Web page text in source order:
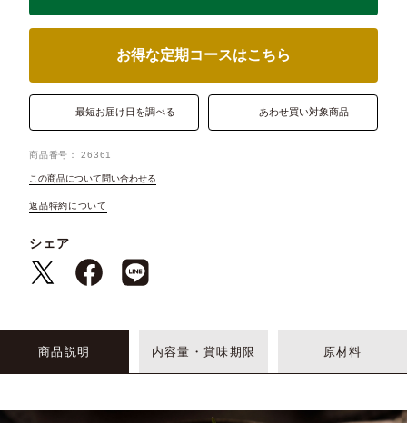
お得な定期コースはこちら
最短お届け日を調べる あわせ買い対象商品
商品番号 26361
この商品について問い合わせる
返品特約について
シェア
商品説明 内容量・賞味期限 原材料